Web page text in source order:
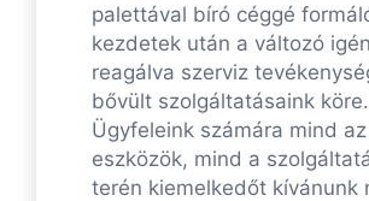
palettával bíró céggé
kezdetek után a változó
reagálva szerviz
bővült szolgáltatásaink köre.
Ügyfeleink számára mind az
eszközök, mind a
terén kiemelkedőt kívánunk